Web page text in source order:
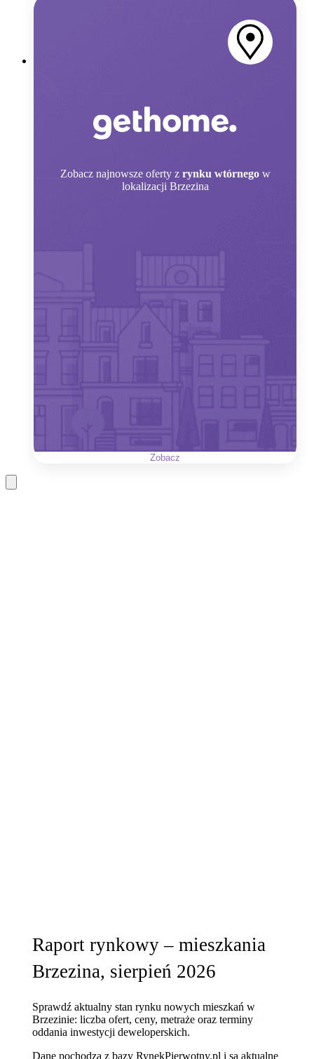
Zobacz najnowsze oferty z rynku wtórnego w
lokalizacji Brzezina
Zobacz
Raport rynkowy – mieszkania
Brzezina, sierpień 2026
Sprawdź aktualny stan rynku nowych mieszkań w
Brzezinie: liczba ofert, ceny, metraże oraz terminy
oddania inwestycji deweloperskich.
Dane pochodzą z bazy RynekPierwotny.pl i są aktualne